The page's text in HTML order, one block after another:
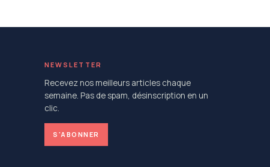
NEWSLETTER
Recevez nos meilleurs articles chaque
semaine. Pas de spam, désinscription en un
clic.
S'ABONNER